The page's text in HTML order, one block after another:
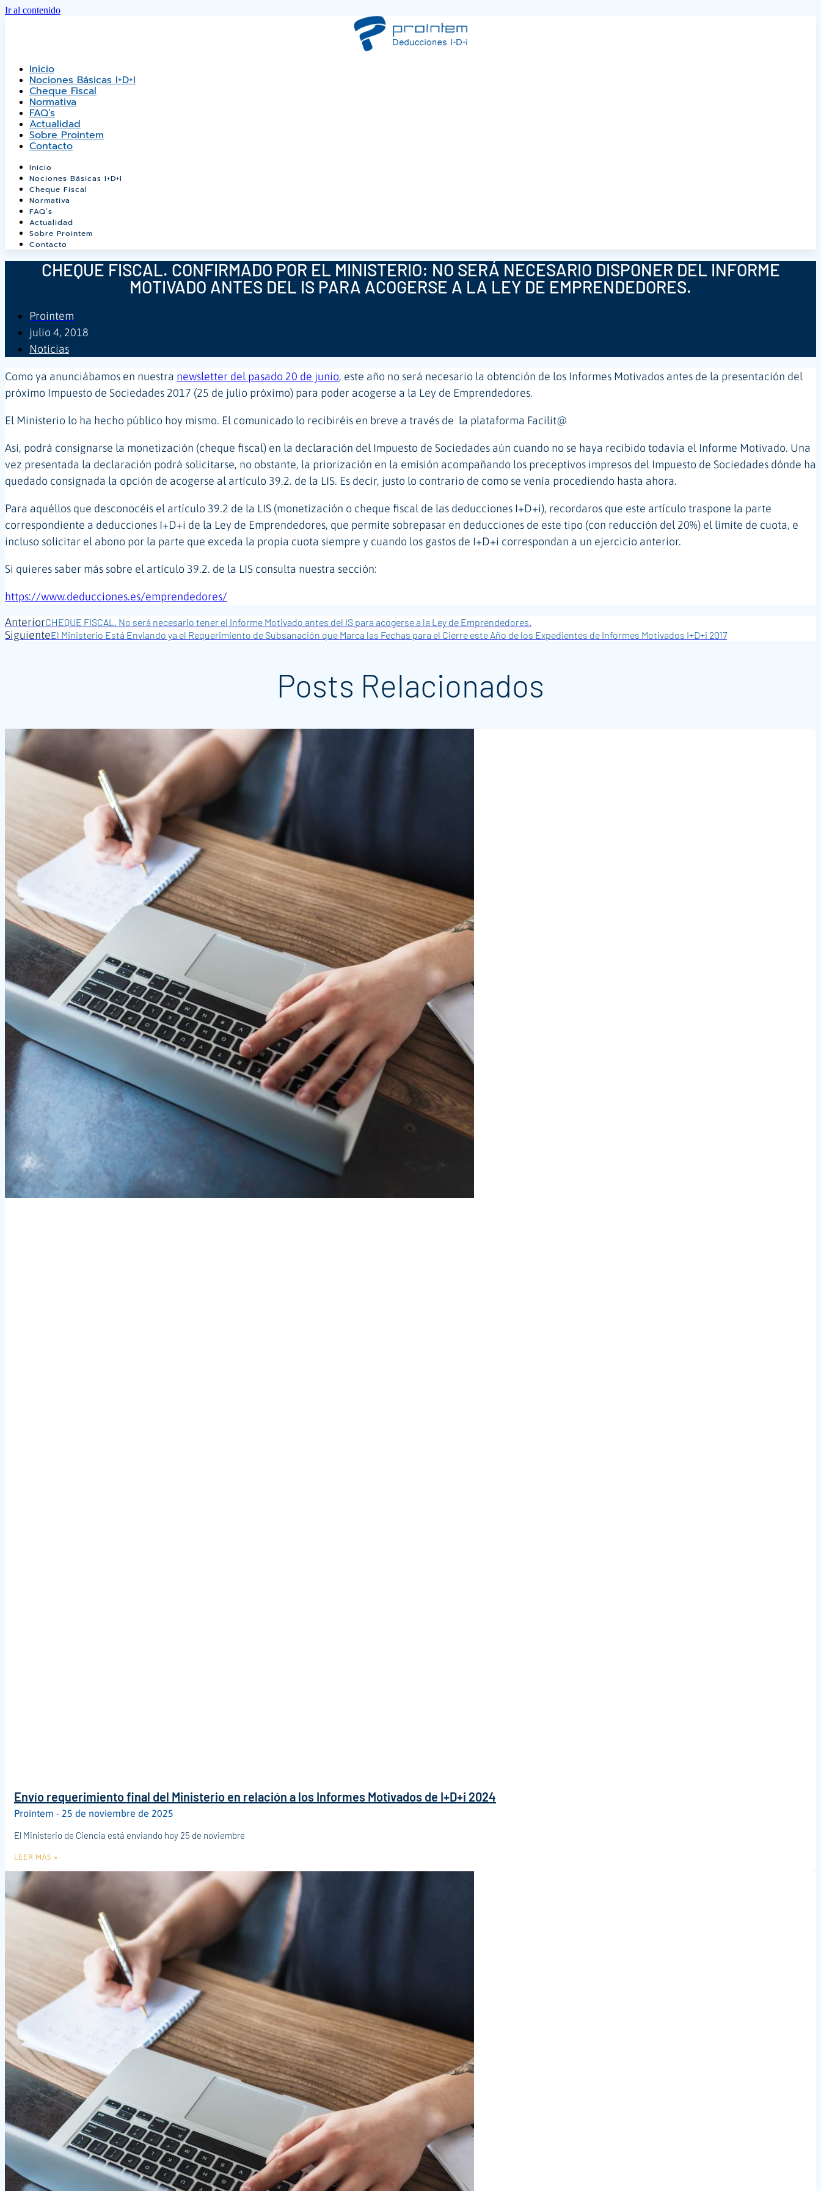
Ir al contenido
Inicio
Nociones Básicas I+D+i
Cheque Fiscal
Normativa
FAQ’s
Actualidad
Sobre Prointem
Contacto
Inicio
Nociones Básicas I+D+i
Cheque Fiscal
Normativa
FAQ’s
Actualidad
Sobre Prointem
Contacto
CHEQUE FISCAL. CONFIRMADO POR EL MINISTERIO: NO SERÁ NECESARIO DISPONER DEL INFORME
MOTIVADO ANTES DEL IS PARA ACOGERSE A LA LEY DE EMPRENDEDORES.
Prointem
julio 4, 2018
Noticias
Como ya anunciábamos en nuestra newsletter del pasado 20 de junio, este año no será necesario la obtención de los Informes Motivados antes de la presentación del
próximo Impuesto de Sociedades 2017 (25 de julio próximo) para poder acogerse a la Ley de Emprendedores.
El Ministerio lo ha hecho público hoy mismo. El comunicado lo recibiréis en breve a través de la plataforma Facilit@
Así, podrá consignarse la monetización (cheque fiscal) en la declaración del Impuesto de Sociedades aún cuando no se haya recibido todavía el Informe Motivado. Una
vez presentada la declaración podrá solicitarse, no obstante, la priorización en la emisión acompañando los preceptivos impresos del Impuesto de Sociedades dónde ha
quedado consignada la opción de acogerse al artículo 39.2. de la LIS. Es decir, justo lo contrario de como se venía procediendo hasta ahora.
Para aquéllos que desconocéis el artículo 39.2 de la LIS (monetización o cheque fiscal de las deducciones I+D+i), recordaros que este artículo traspone la parte
correspondiente a deducciones I+D+i de la Ley de Emprendedores, que permite sobrepasar en deducciones de este tipo (con reducción del 20%) el límite de cuota, e
incluso solicitar el abono por la parte que exceda la propia cuota siempre y cuando los gastos de I+D+i correspondan a un ejercicio anterior.
Si quieres saber más sobre el artículo 39.2. de la LIS consulta nuestra sección:
https://www.deducciones.es/emprendedores/
AnteriorCHEQUE FISCAL. No será necesario tener el Informe Motivado antes del IS para acogerse a la Ley de Emprendedores.
SiguienteEl Ministerio Está Enviando ya el Requerimiento de Subsanación que Marca las Fechas para el Cierre este Año de los Expedientes de Informes Motivados I+D+i 2017
Posts Relacionados
Envío requerimiento final del Ministerio en relación a los Informes Motivados de I+D+i 2024
Prointem
25 de noviembre de 2025
El Ministerio de Ciencia está enviando hoy 25 de noviembre
LEER MÁS »